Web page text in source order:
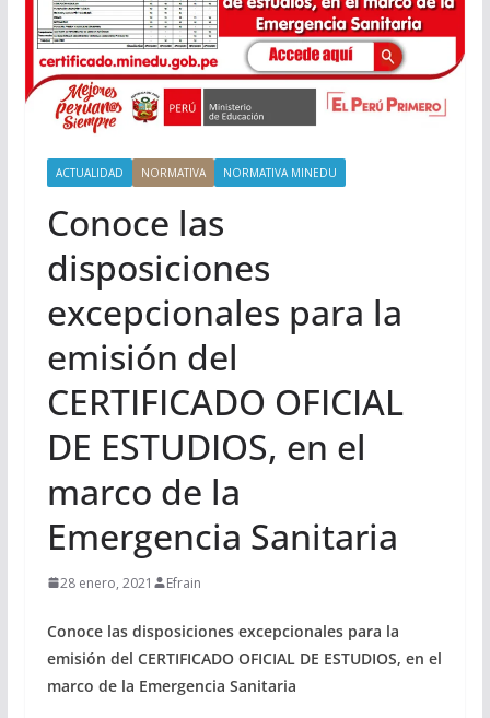
ACTUALIDAD NORMATIVA NORMATIVA MINEDU
Conoce las
disposiciones
excepcionales para la
emisión del
CERTIFICADO OFICIAL
DE ESTUDIOS, en el
marco de la
Emergencia Sanitaria
28 enero, 2021 Efrain
Conoce las disposiciones excepcionales para la
emisión del CERTIFICADO OFICIAL DE ESTUDIOS, en el
marco de la Emergencia Sanitaria